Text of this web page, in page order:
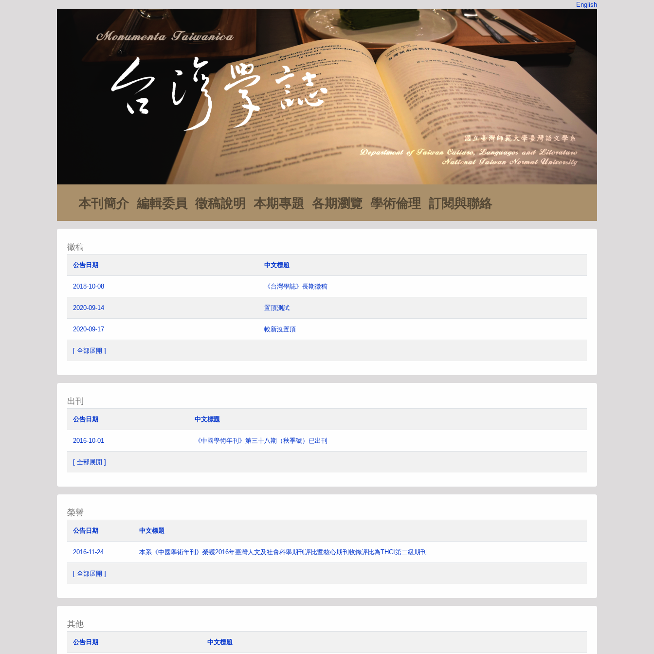
English
本刊簡介 編輯委員 徵稿說明 本期專題 各期瀏覽 學術倫理 訂閱與聯絡
徵稿
公告日期 中文標題
2018-10-08 《台灣學誌》長期徵稿
2020-09-14 置頂測試
2020-09-17 較新沒置頂
[ 全部展開 ]
出刊
公告日期 中文標題
2016-10-01 《中國學術年刊》第三十八期（秋季號）已出刊
[ 全部展開 ]
榮譽
公告日期 中文標題
2016-11-24 本系《中國學術年刊》榮獲2016年臺灣人文及社會科學期刊評比暨核心期刊收錄評比為THCI第二級期刊
[ 全部展開 ]
其他
公告日期 中文標題